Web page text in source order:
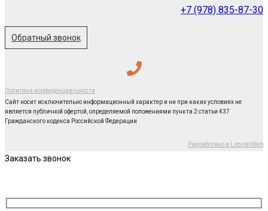
+7 (978) 835-87-30
Обратный звонок
Политика конфиденциальности
Сайт носит исключительно информационный характер и ни при каких условиях не
является публичной офертой, определяемой положениями пункта 2 статьи 437
Гражданского кодекса Российской Федерации
Разработано в LobsterWeb
Заказать звонок